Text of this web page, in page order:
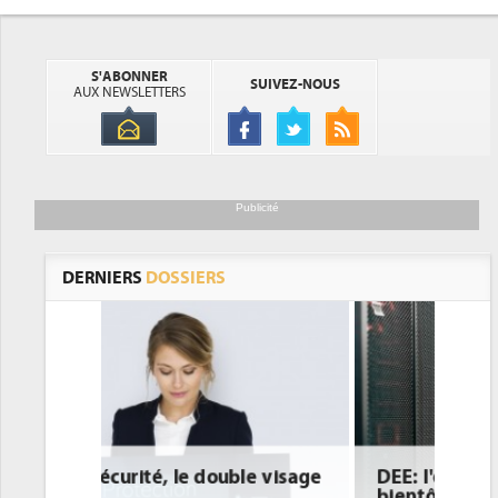
S'ABONNER
AUX NEWSLETTERS
SUIVEZ-NOUS
Publicité
DERNIERS DOSSIERS
DEE: l'efficacité énergétique